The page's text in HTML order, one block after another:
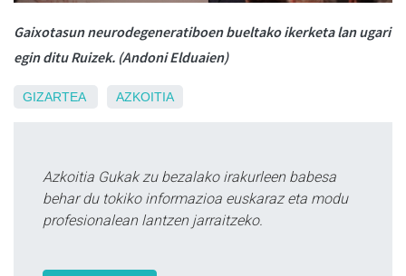
Gaixotasun neurodegeneratiboen bueltako ikerketa lan ugari
egin ditu Ruizek. (Andoni Elduaien)
GIZARTEA AZKOITIA
Azkoitia Gukak zu bezalako irakurleen babesa
behar du tokiko informazioa euskaraz eta modu
profesionalean lantzen jarraitzeko.